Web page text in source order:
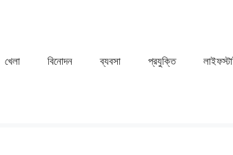
খেলা ⁠বিনোদন ব্যবসা প্রযুক্তি